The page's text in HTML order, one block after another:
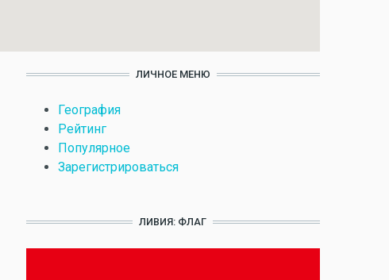
ЛИЧНОЕ МЕНЮ
География
Рейтинг
Популярное
Зарегистрироваться
ЛИВИЯ: ФЛАГ